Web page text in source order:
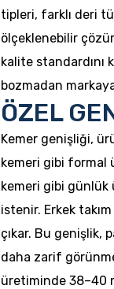
tipleri, farklı deri
ölçeklenebilir
kalite standardını
bozmadan
ÖZEL
Kemer genişliği,
kemeri gibi formal
kemeri gibi
istenir. Erkek
çıkar. Bu genişlik,
daha zarif
üretiminde 38–40